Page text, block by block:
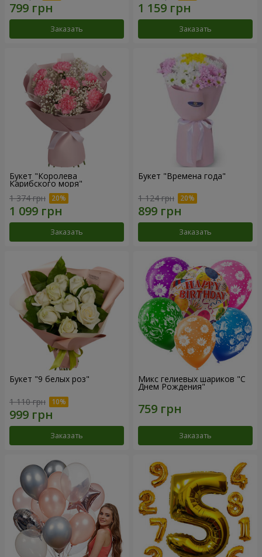
Заказать Заказать
Букет "Королева
Карибского моря"
1 374 грн
Заказать
Букет "Времена года"
1 124 грн
Заказать
Букет "9 белых роз"
1 110 грн
Заказать
Микс гелиевых шариков "C
Днем Рождения"
Заказать